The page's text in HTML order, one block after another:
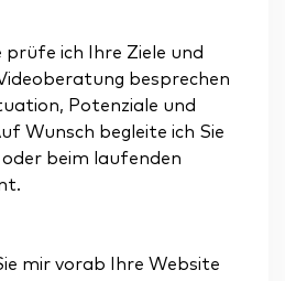
ich Ihre Ziele und
besprechen
Potenziale und
Wunsch begleite ich Sie
beim laufenden
mir vorab Ihre Website